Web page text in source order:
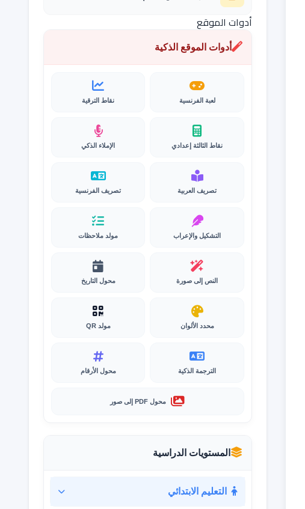
أدوات الموقع
أدوات الموقع الذكية
لعبة الفرنسية نقاط الترقية
نقاط الثالثة إعدادي الإملاء الذكي
تصريف العربية تصريف الفرنسية
التشكيل والإعراب مولد ملاحظات
النص إلى صورة محول التاريخ
محدد الألوان مولد QR
الترجمة الذكية محول الأرقام
محول PDF إلى صور
المستويات الدراسية
التعليم الابتدائي